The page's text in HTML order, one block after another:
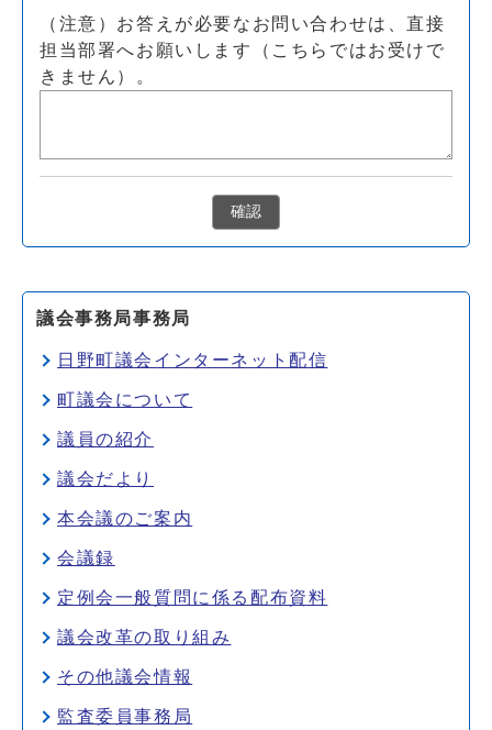
（注意）お答えが必要なお問い合わせは、直接
担当部署へお願いします（こちらではお受けで
きません）。
確認
議会事務局事務局
日野町議会インターネット配信
町議会について
議員の紹介
議会だより
本会議のご案内
会議録
定例会一般質問に係る配布資料
議会改革の取り組み
その他議会情報
監査委員事務局